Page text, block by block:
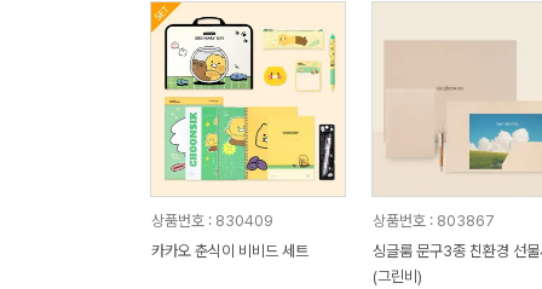
상품번호 : 830409
카카오 춘식이 비비드 세트
상품번호 : 803867
싱글룸 문구3종 친환경 선물
(그린비)